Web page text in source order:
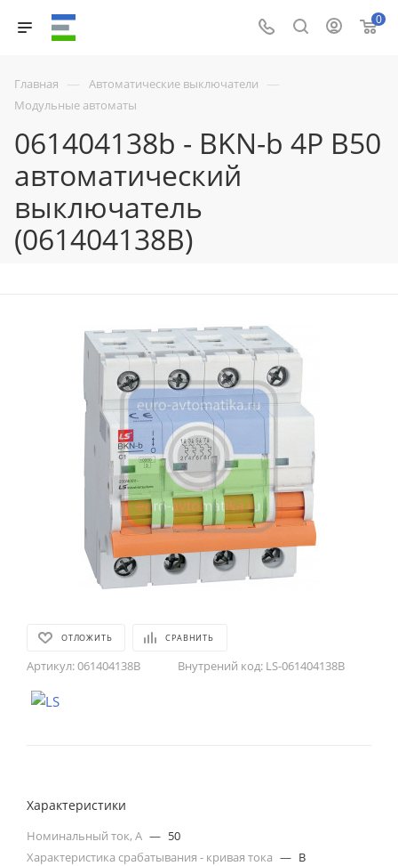
0
Главная — Автоматические выключатели —
Модульные автоматы
061404138b - BKN-b 4P B50
автоматический
выключатель
(061404138B)
ОТЛОЖИТЬ СРАВНИТЬ
Артикул:061404138B Внутрений код: LS-061404138B
Характеристики
Номинальный ток, А — 50
Характеристика срабатывания - кривая тока — B